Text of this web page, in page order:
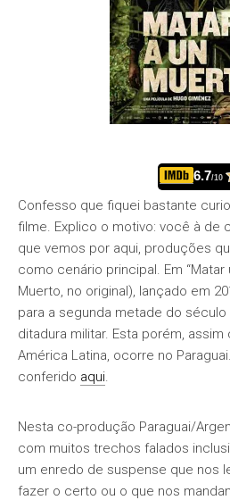
6.7/10
Confesso que fiquei bastante
filme. Explico o motivo: você à de
que vemos por aqui, produções
como cenário principal. Em “Matar
Muerto, no original), lançado em
para a segunda metade do século
ditadura militar. Esta porém,
América Latina, ocorre no
conferido aqui.
Nesta co-produção Paraguai/
com muitos trechos falados
um enredo de suspense que nos
fazer o certo ou o que nos